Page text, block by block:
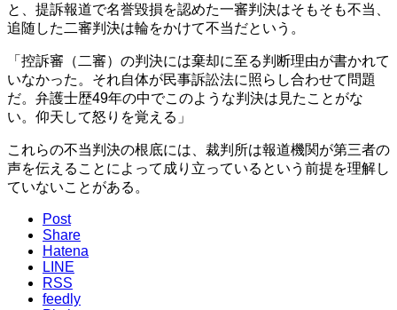
と、提訴報道で名誉毀損を認めた一審判決はそもそも不当、
追随した二審判決は輪をかけて不当だという。
「控訴審（二審）の判決には棄却に至る判断理由が書かれて
いなかった。それ自体が民事訴訟法に照らし合わせて問題
だ。弁護士歴49年の中でこのような判決は見たことがな
い。仰天して怒りを覚える」
これらの不当判決の根底には、裁判所は報道機関が第三者の
声を伝えることによって成り立っているという前提を理解し
ていないことがある。
Post
Share
Hatena
LINE
RSS
feedly